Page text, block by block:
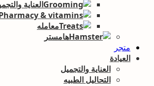
العناية
معامله
هامستر
متجر
العيادة
العناية والتجميل
التحاليل الطبيه